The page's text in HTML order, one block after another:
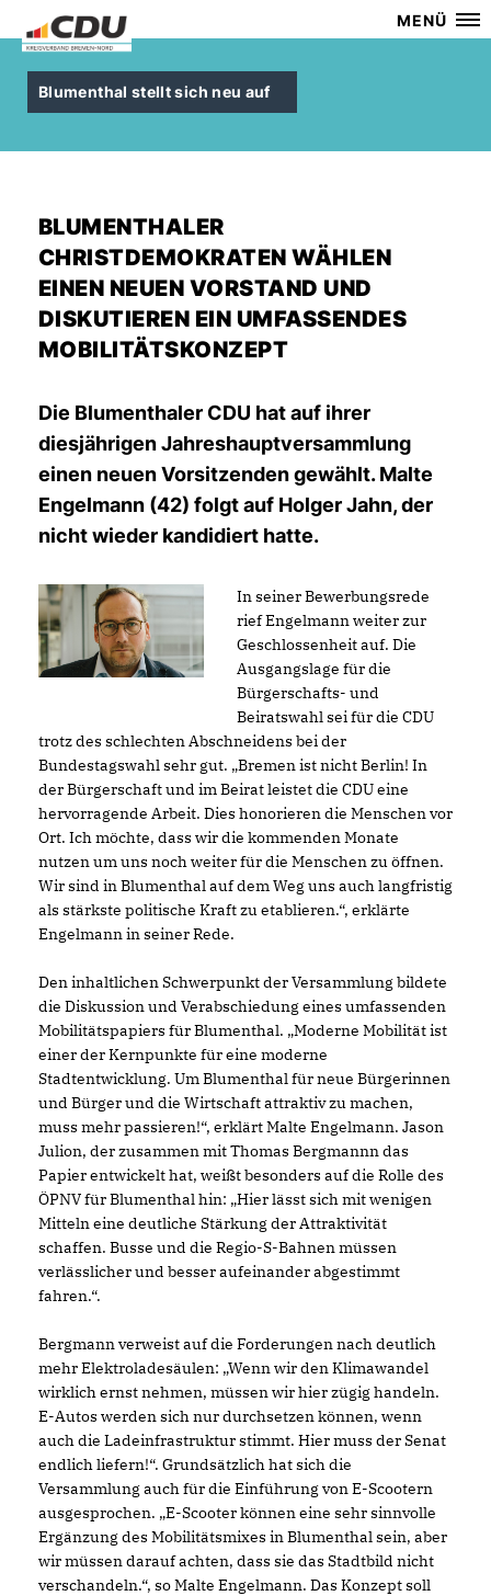
MENÜ
Blumenthal stellt sich neu auf
BLUMENTHALER
CHRISTDEMOKRATEN WÄHLEN
EINEN NEUEN VORSTAND UND
DISKUTIEREN EIN UMFASSENDES
MOBILITÄTSKONZEPT
Die Blumenthaler CDU hat auf ihrer
diesjährigen Jahreshauptversammlung
einen neuen Vorsitzenden gewählt. Malte
Engelmann (42) folgt auf Holger Jahn, der
nicht wieder kandidiert hatte.
In seiner Bewerbungsrede
rief Engelmann weiter zur
Geschlossenheit auf. Die
Ausgangslage für die
Bürgerschafts- und
Beiratswahl sei für die CDU
trotz des schlechten Abschneidens bei der
Bundestagswahl sehr gut. „Bremen ist nicht Berlin! In
der Bürgerschaft und im Beirat leistet die CDU eine
hervorragende Arbeit. Dies honorieren die Menschen vor
Ort. Ich möchte, dass wir die kommenden Monate
nutzen um uns noch weiter für die Menschen zu öffnen.
Wir sind in Blumenthal auf dem Weg uns auch langfristig
als stärkste politische Kraft zu etablieren.“, erklärte
Engelmann in seiner Rede.
Den inhaltlichen Schwerpunkt der Versammlung bildete
die Diskussion und Verabschiedung eines umfassenden
Mobilitätspapiers für Blumenthal. „Moderne Mobilität ist
einer der Kernpunkte für eine moderne
Stadtentwicklung. Um Blumenthal für neue Bürgerinnen
und Bürger und die Wirtschaft attraktiv zu machen,
muss mehr passieren!“, erklärt Malte Engelmann. Jason
Julion, der zusammen mit Thomas Bergmannn das
Papier entwickelt hat, weißt besonders auf die Rolle des
ÖPNV für Blumenthal hin: „Hier lässt sich mit wenigen
Mitteln eine deutliche Stärkung der Attraktivität
schaffen. Busse und die Regio-S-Bahnen müssen
verlässlicher und besser aufeinander abgestimmt
fahren.“.
Bergmann verweist auf die Forderungen nach deutlich
mehr Elektroladesäulen: „Wenn wir den Klimawandel
wirklich ernst nehmen, müssen wir hier zügig handeln.
E-Autos werden sich nur durchsetzen können, wenn
auch die Ladeinfrastruktur stimmt. Hier muss der Senat
endlich liefern!“. Grundsätzlich hat sich die
Versammlung auch für die Einführung von E-Scootern
ausgesprochen. „E-Scooter können eine sehr sinnvolle
Ergänzung des Mobilitätsmixes in Blumenthal sein, aber
wir müssen darauf achten, dass sie das Stadtbild nicht
verschandeln.“, so Malte Engelmann. Das Konzept soll